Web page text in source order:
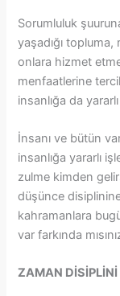
Sorumluluk
yaşadığı
onlara hizmet
menfaatlerine
insanlığa da
İnsanı ve bütün
insanlığa yararlı
zulme kimden
düşünce
kahramanlara
var farkında
ZAMAN DİSİPLİNİ